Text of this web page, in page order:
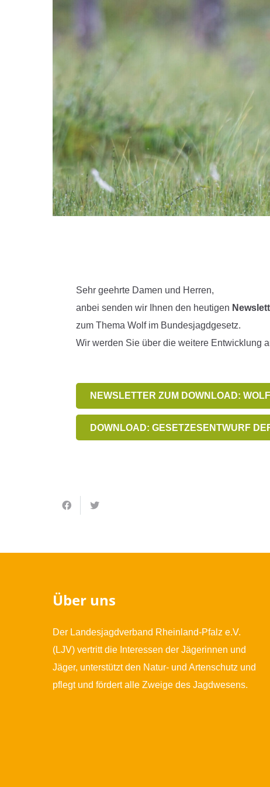
Sehr geehrte Damen und Herren,
anbei senden wir Ihnen den heutigen
zum Thema Wolfim Bundesjagdgesetz.
Wir werden Sie über die weitere Entwicklung
NEWSLETTER ZUM DOWNLOAD:
DOWNLOAD: GESETZESENTWURF
Über uns
Der Landesjagdverband Rheinland-Pfalz e.V.
(LJV) vertritt die Interessen der Jägerinnen und
Jäger, unterstützt den Natur- und Artenschutz und
pflegt und fördert alle Zweige des Jagdwesens.